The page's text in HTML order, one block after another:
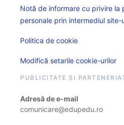
Notă de informare cu privire la
personale prin intermediul site-
Politica de cookie
Modifică setarile cookie-urilor
PUBLICITATE ȘI
Adresă de e-mail
comunicare@edupedu.ro